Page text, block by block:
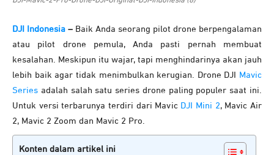
DJI Indonesia – Baik Anda seorang pilot drone berpengalaman
atau pilot drone pemula, Anda pasti pernah membuat
kesalahan. Meskipun itu wajar, tapi menghindarinya akan jauh
lebih baik agar tidak menimbulkan kerugian. Drone DJI Mavic
Series adalah salah satu series drone paling populer saat ini.
Untuk versi terbarunya terdiri dari Mavic DJI Mini 2, Mavic Air
2, Mavic 2 Zoom dan Mavic 2 Pro.
Konten dalam artikel ini